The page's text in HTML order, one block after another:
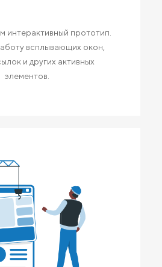
интерактивный прототип.
всплывающих окон,
и других активных
элементов.